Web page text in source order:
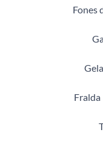
Fones
Fralda